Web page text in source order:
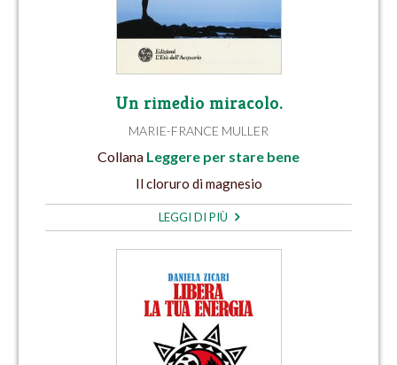
Un rimedio miracolo.
MARIE-FRANCE MULLER
Collana Leggere per stare bene
Il cloruro di magnesio
LEGGI DI PIÙ